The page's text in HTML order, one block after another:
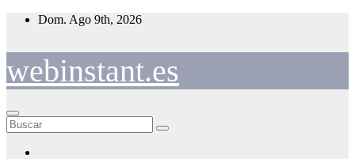
Saltar
Dom. Ago 9th, 2026
webinstant.es